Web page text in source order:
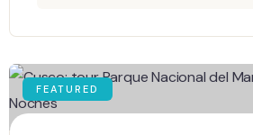
FEATURED